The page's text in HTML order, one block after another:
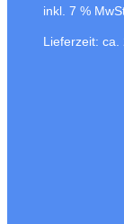
inkl. 7 %
Lieferzeit: ca.